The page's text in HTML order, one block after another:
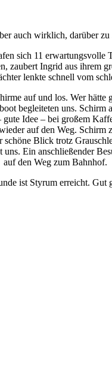
auch wirklich, darüber
sich 11
zaubert Ingrid aus ihrem
lenkte schnell vom
auf und los. Wer hätte
begleiteten uns. Schirm
Idee – bei großem
auf den Weg.
Blick trotz
Ein anschließender
den Weg zum Bahnhof.
ist Styrum erreicht.